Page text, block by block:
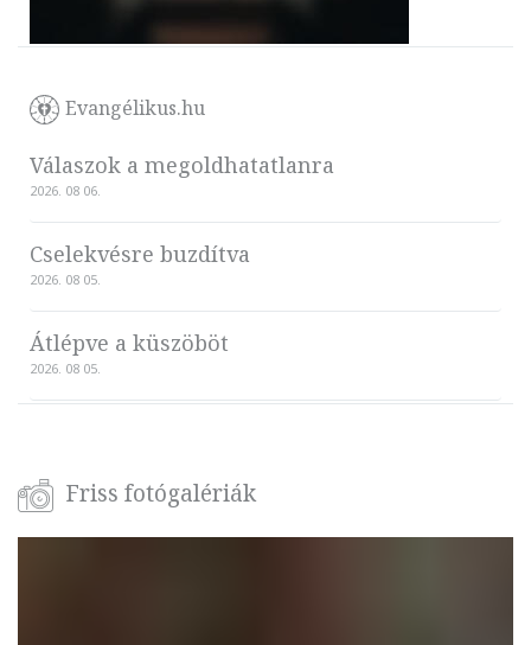
Evangélikus.hu
Válaszok a megoldhatatlanra
2026. 08 06.
Cselekvésre buzdítva
2026. 08 05.
Átlépve a küszöböt
2026. 08 05.
Friss fotógalériák